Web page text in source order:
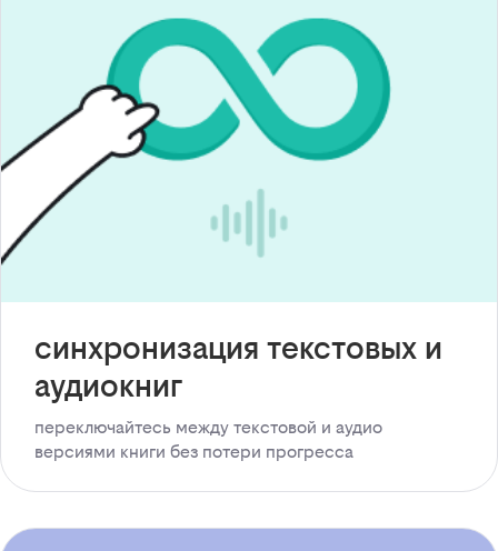
синхронизация текстовых и
аудиокниг
переключайтесь между текстовой и аудио
версиями книги без потери прогресса